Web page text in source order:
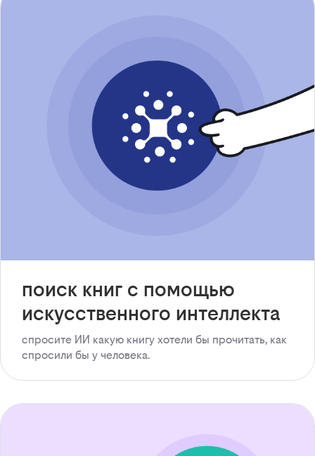
поиск книг с помощью
искусственного интеллекта
спросите ИИ какую книгу хотели бы прочитать, как
спросили бы у человека.